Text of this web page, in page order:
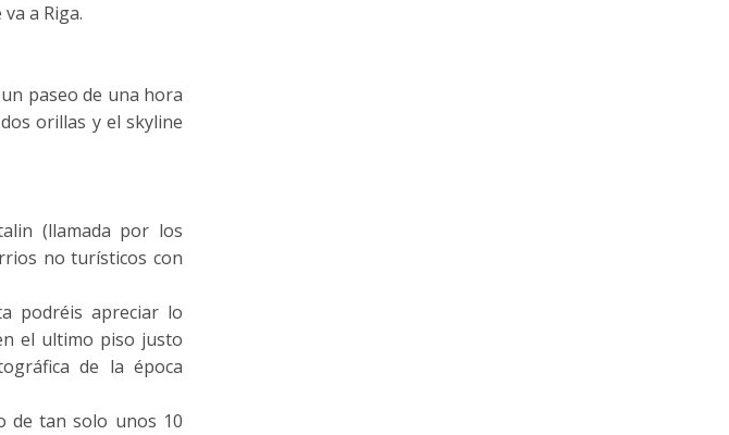
a Riga.
paseo de una hora
orillas y el skyline
(llamada por los
no turísticos con
podréis apreciar lo
el ultimo piso justo
de la época
de tan solo unos 10